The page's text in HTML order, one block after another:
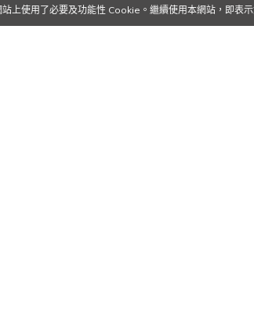
上使用了必要及功能性 Cookie。繼續使用本網站，即表